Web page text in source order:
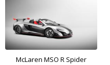
McLaren MSO R Spider